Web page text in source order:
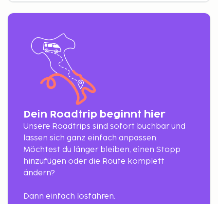
Dein Roadtrip beginnt hier
Unsere Roadtrips sind sofort buchbar und
lassen sich ganz einfach anpassen.
Möchtest du länger bleiben, einen Stopp
hinzufügen oder die Route komplett
ändern?
Dann einfach losfahren.